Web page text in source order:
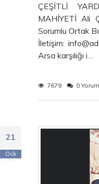
ÇEŞİTLİ
MAHİYETİ Ali
Sorumlu Ortak
İletişim:
Arsa karşılığı i…
7679 0 Yorum
21
Ock